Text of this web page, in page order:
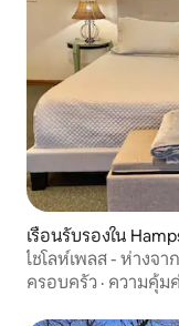
เรือนรับรองใน
ไชโลห์เพลส - ห่างจ
ครอบครัว · ความคุ้ม